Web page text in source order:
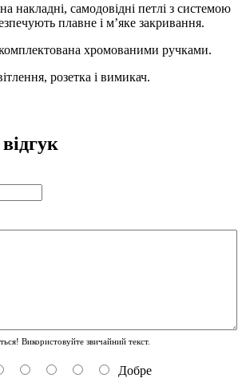
накладні, самодовідні петлі з системою
плавне і м’яке закривання.
хромованими ручками.
розетка і вимикач.
Використовуйте звичайний текст.
Добре